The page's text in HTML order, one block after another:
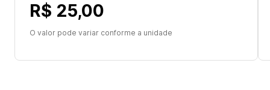
R$ 25,00
O valor pode variar conforme a unidade